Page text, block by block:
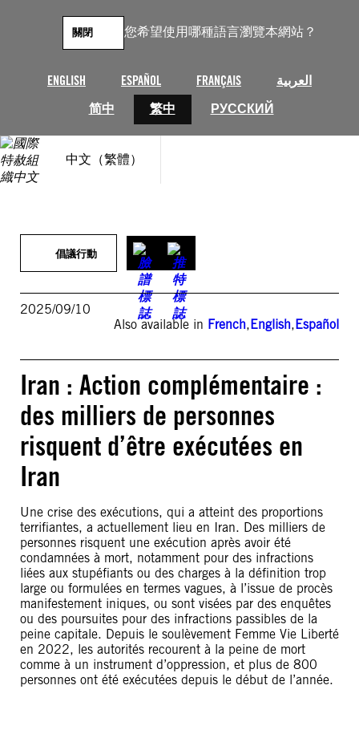
您希望使用哪種語言瀏覽本網站？
ENGLISH ESPAÑOL FRANÇAIS
العربية
简中
繁中 РУССКИЙ
關閉
中文（繁體）
倡議行動
2025/09/10
Also available in French,English,Español
Iran : Action complémentaire :
des milliers de personnes
risquent d’être exécutées en
Iran
Une crise des exécutions, qui a atteint des proportions
terrifiantes, a actuellement lieu en Iran. Des milliers de
personnes risquent une exécution après avoir été
condamnées à mort, notamment pour des infractions
liées aux stupéfiants ou des charges à la définition trop
large ou formulées en termes vagues, à l’issue de procès
manifestement iniques, ou sont visées par des enquêtes
ou des poursuites pour des infractions passibles de la
peine capitale. Depuis le soulèvement Femme Vie Liberté
en 2022, les autorités recourent à la peine de mort
comme à un instrument d’oppression, et plus de 800
personnes ont été exécutées depuis le début de l’année.